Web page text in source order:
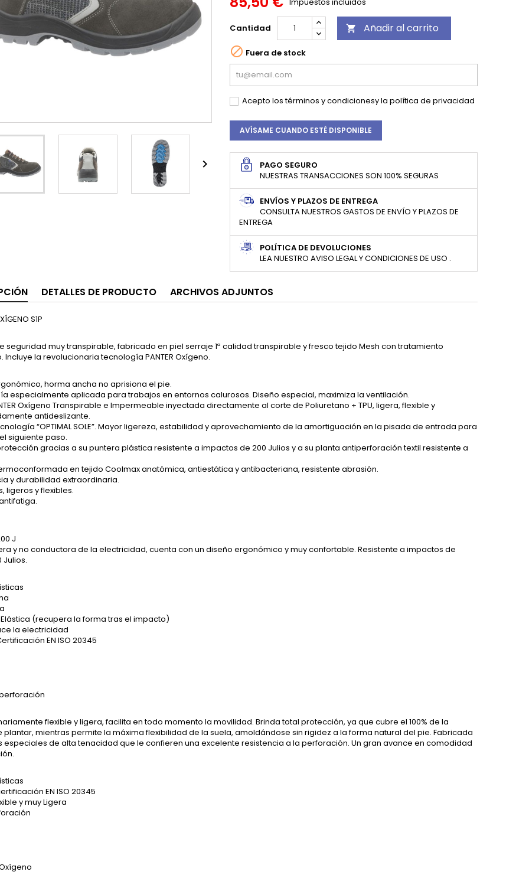

Cantidad  Añadir al carrito
 Fuera de stock
Acepto lostérminos y condicionesy la política de privacidad
AVÍSAME CUANDO ESTÉ DISPONIBLE
PAGO SEGURO
NUESTRAS TRANSACCIONES SON 100% SEGURAS
ENVÍOS Y PLAZOS DE ENTREGA
CONSULTA NUESTROS GASTOS DE ENVÍO Y PLAZOS DE
ENTREGA
POLÍTICA DE DEVOLUCIONES
LEA NUESTRO AVISO LEGAL Y CONDICIONES DE USO .
DETALLES DE PRODUCTO ARCHIVOS ADJUNTOS
S1P
seguridad muy transpirable, fabricado en piel serraje 1ª calidad transpirable y fresco tejido Mesh con tratamiento
Incluye la revolucionaria tecnología PANTER Oxígeno.
horma ancha no aprisiona el pie.
especialmente aplicada para trabajos en entornos calurosos. Diseño especial, maximiza la ventilación.
Oxígeno Transpirable e Impermeable inyectada directamente al corte de Poliuretano + TPU, ligera, flexible y
antideslizante.
“OPTIMAL SOLE”. Mayor ligereza, estabilidad y aprovechamiento de la amortiguación en la pisada de entrada para
siguiente paso.
gracias a su puntera plástica resistente a impactos de 200 Julios y a su planta antiperforación textil resistente a
en tejido Coolmax anatómica, antiestática y antibacteriana, resistente abrasión.
y durabilidad extraordinaria.
ligeros y flexibles.
J
y no conductora de la electricidad, cuenta con un diseño ergonómico y muy confortable. Resistente a impactos de
Julios.
(recupera la forma tras el impacto)
la electricidad
EN ISO 20345
flexible y ligera, facilita en todo momento la movilidad. Brinda total protección, ya que cubre el 100% de la
plantar, mientras permite la máxima flexibilidad de la suela, amoldándose sin rigidez a la forma natural del pie. Fabricada
especiales de alta tenacidad que le confieren una excelente resistencia a la perforación. Un gran avance en comodidad
EN ISO 20345
y muy Ligera